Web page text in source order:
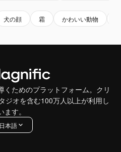
犬の顔 霜 かわいい動物
ためのプラットフォーム。クリ
ジオを含む100万人以上が利用し
ます。
日本語